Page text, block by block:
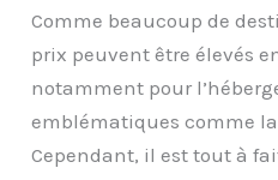
Comme beaucoup de
prix peuvent être élevés
notamment pour
emblématiques comme la
Cependant, il est tout à